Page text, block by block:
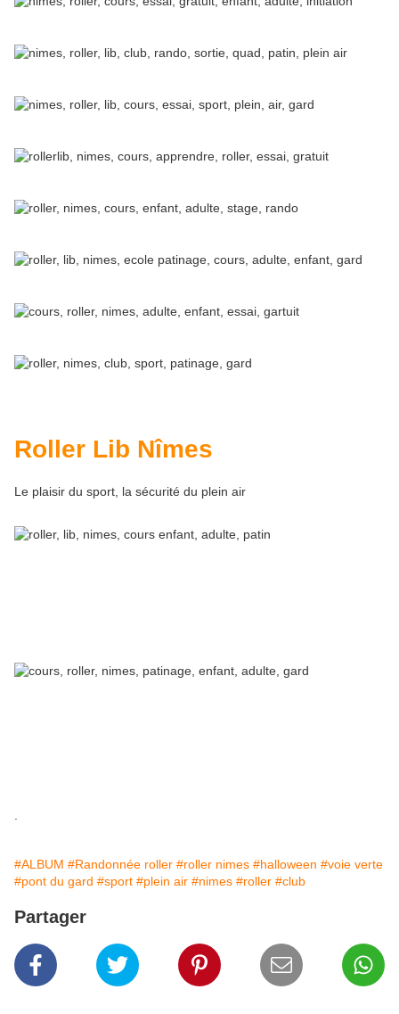
Roller Lib Nîmes
Le plaisir du sport, la sécurité du plein air
#ALBUM #Randonnée roller #roller nimes #halloween #voie verte
#pont du gard #sport #plein air #nimes #roller #club
Partager